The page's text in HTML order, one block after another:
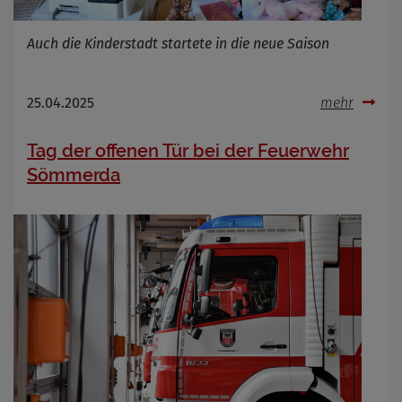
Auch die Kinderstadt startete in die neue Saison
25.04.2025 mehr
Tag der offenen Tür bei der Feuerwehr
Sömmerda
Name
Cookies die bei der Verwendung von
OpenWeatherAPI gesetzt werden
Anbieter
Cookie Laufzeit
Infos schließen